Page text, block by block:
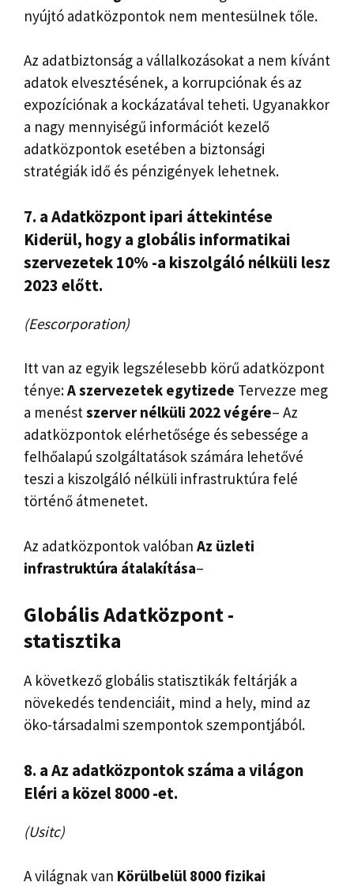
nyújtó adatközpontok nem mentesülnek tőle.
Az adatbiztonság a vállalkozásokat a nem kívánt
adatok elvesztésének, a korrupciónak és az
expozíciónak a kockázatával teheti. Ugyanakkor
a nagy mennyiségű információt kezelő
adatközpontok esetében a biztonsági
stratégiák idő és pénzigények lehetnek.
7. aAdatközpont ipari áttekintése
Kiderül, hogy a globális informatikai
szervezetek 10% -a kiszolgáló nélküli lesz
2023 előtt.
(Eescorporation)
Itt van az egyik legszélesebb körű adatközpont
ténye:A szervezetek egytizede Tervezze meg
a menéstszerver nélküli 2022 végére– Az
adatközpontok elérhetősége és sebessége a
felhőalapú szolgáltatások számára lehetővé
teszi a kiszolgáló nélküli infrastruktúra felé
történő átmenetet.
Az adatközpontok valóban Az üzleti
infrastruktúra átalakítása–
GlobálisAdatközpont -
statisztika
A következő globális statisztikák feltárják a
növekedés tendenciáit, mind a hely, mind az
öko-társadalmi szempontok szempontjából.
8. aAz adatközpontok száma a világon
Eléri a közel 8000 -et.
(Usitc)
A világnak van Körülbelül 8000 fizikai